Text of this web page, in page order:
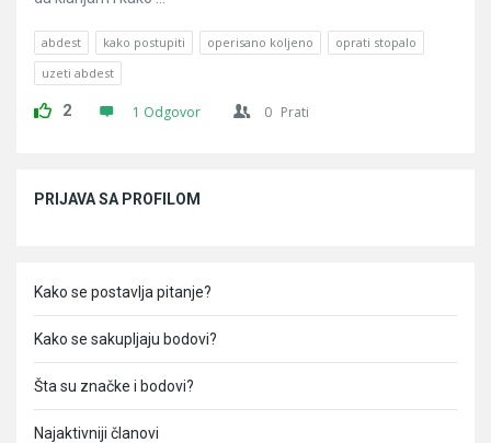
abdest kako postupiti operisano koljeno
oprati stopalo
uzeti abdest
2 1 Odgovor 0 Prati
PRIJAVA SA PROFILOM
Kako se postavlja pitanje?
Kako se sakupljaju bodovi?
Šta su značke i bodovi?
Najaktivniji članovi